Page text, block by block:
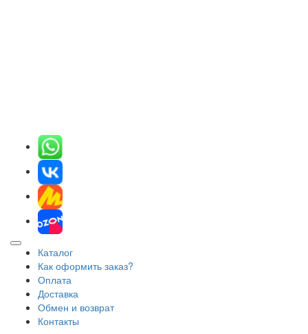
Каталог
Как оформить заказ?
Оплата
Доставка
Обмен и возврат
Контакты